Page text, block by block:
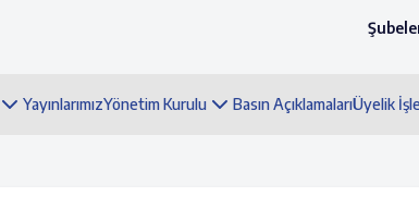
YayınlarımızYönetim Kurulu Basın AçıklamalarıÜyelik